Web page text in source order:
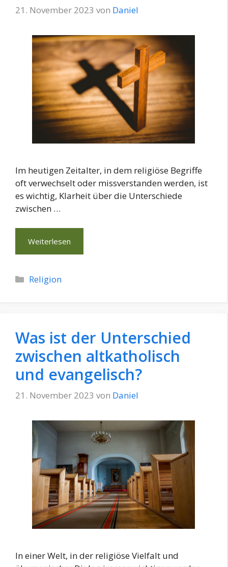
21. November 2023 von Daniel
Im heutigen Zeitalter, in dem religiöse Begriffe
oft verwechselt oder missverstanden werden, ist
es wichtig, Klarheit über die Unterschiede
zwischen …
Weiterlesen
Kategorien
Religion
Was ist der Unterschied
zwischen altkatholisch
und evangelisch?
21. November 2023 von Daniel
In einer Welt, in der religiöse Vielfalt und